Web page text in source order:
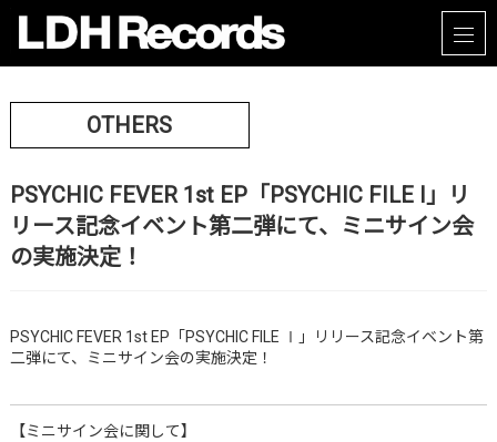
OTHERS
PSYCHIC FEVER 1st EP「PSYCHIC FILE Ⅰ」リ
リース記念イベント第二弾にて、ミニサイン会
の実施決定！
PSYCHIC FEVER 1st EP「PSYCHIC FILE Ⅰ」リリース記念イベント第
二弾にて、ミニサイン会の実施決定！
【ミニサイン会に関して】